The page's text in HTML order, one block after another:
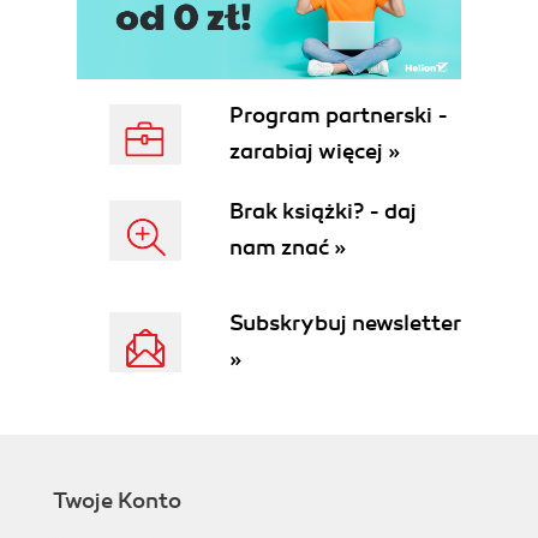
Różnica pomiędzy mediami społecznościowymi a
mediami biznesowo-społecznościowymi na
przykładzie LinkedIn (97)
15 zasad, których powinien przestrzegać
każdy użytkownik LinkedIn (100)
Sprzedawanie jest prospołeczne - media
(108)
LinkedIn dla wszystkich i dla każdego (120)
Różnica pomiędzy mediami społecznościowymi a
mediami biznesowo-społecznościowymi na
pierwszego rzędu (137)
Program partnerski -
zarabiaj więcej »
Brak książki? - daj
nam znać »
Subskrybuj newsletter
»
Twoje Konto